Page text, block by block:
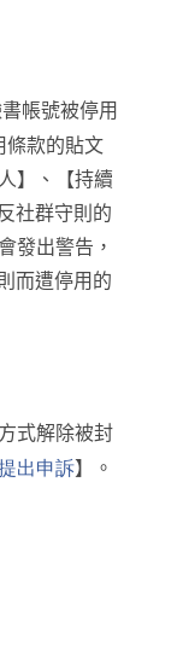
帳號被停用
條款的貼文
】 、 【持續
社群守則的
發出警告 ，
而遭停用的
式解除被封
出申訴】。